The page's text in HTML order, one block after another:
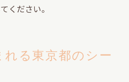
ください。
る東京都のシー